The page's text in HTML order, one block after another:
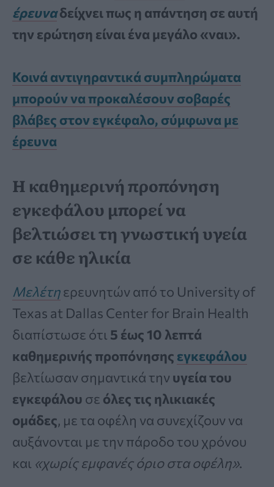
έρευναδείχνει πως η απάντηση σε αυτή
την ερώτηση είναι ένα μεγάλο «ναι».
Κοινά αντιγηραντικά συμπληρώματα
μπορούν να προκαλέσουν σοβαρές
βλάβες στον εγκέφαλο, σύμφωνα με
έρευνα
Η καθημερινή προπόνηση
εγκεφάλου μπορεί να
βελτιώσει τη γνωστική υγεία
σε κάθε ηλικία
Μελέτηερευνητών από το University of
Texas at Dallas Center for Brain Health
διαπίστωσε ότι 5 έως 10 λεπτά
καθημερινής προπόνησης εγκεφάλου
βελτίωσαν σημαντικά την υγεία του
εγκεφάλου σε όλες τις ηλικιακές
ομάδες, με τα οφέλη να συνεχίζουν να
αυξάνονται με την πάροδο του χρόνου
και «χωρίς εμφανές όριο στα οφέλη».